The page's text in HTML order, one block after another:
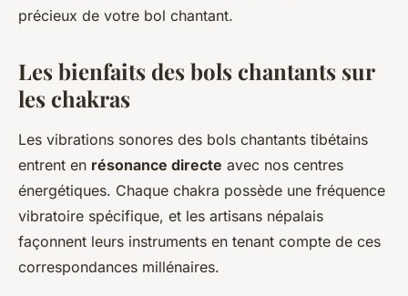
précieux de votre bol chantant.
Les bienfaits des bols chantants sur
les chakras
Les vibrations sonores des bols chantants tibétains
entrent en résonance directe avec nos centres
énergétiques. Chaque chakra possède une fréquence
vibratoire spécifique, et les artisans népalais
façonnent leurs instruments en tenant compte de ces
correspondances millénaires.